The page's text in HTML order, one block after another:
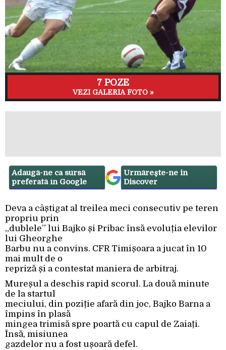
7 POZE
VEZI GALERIA FOTO »
Adaugă-ne ca sursă
preferată în Google
Urmărește-ne in
Discover
Deva a câștigat al treilea meci consecutiv pe teren
propriu prin
„dublele” lui Bajko și Pribac însă evoluția elevilor
lui Gheorghe
Barbu nu a convins. CFR Timișoara a jucat în 10
mai mult de o
repriză și a contestat maniera de arbitraj.
Mureșul a deschis rapid scorul. La două minute
de la startul
meciului, din poziție afară din joc, Bajko Barna a
împins în plasă
mingea trimisă spre poartă cu capul de Zaiați.
Însă, misiunea
gazdelor nu a fost ușoară defel.